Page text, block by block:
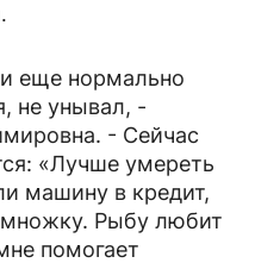
еще нормально
не унывал, -
- Сейчас
«Лучше умереть
машину в кредит,
Рыбу любит
помогает